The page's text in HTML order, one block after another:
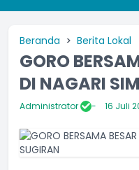
Beranda Berita Lokal
GORO
DI NAGARI
Administrator 16 Juli